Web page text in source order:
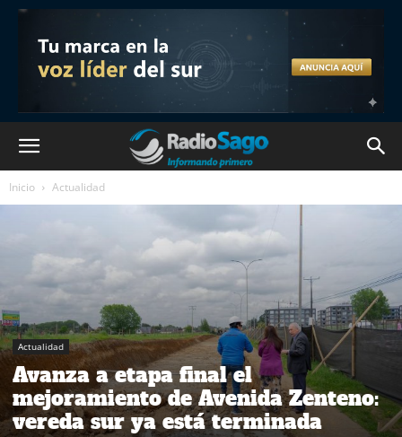
Inicio Actualidad
Actualidad
Avanza a etapa final el
mejoramiento de Avenida Zenteno:
vereda sur ya está terminada